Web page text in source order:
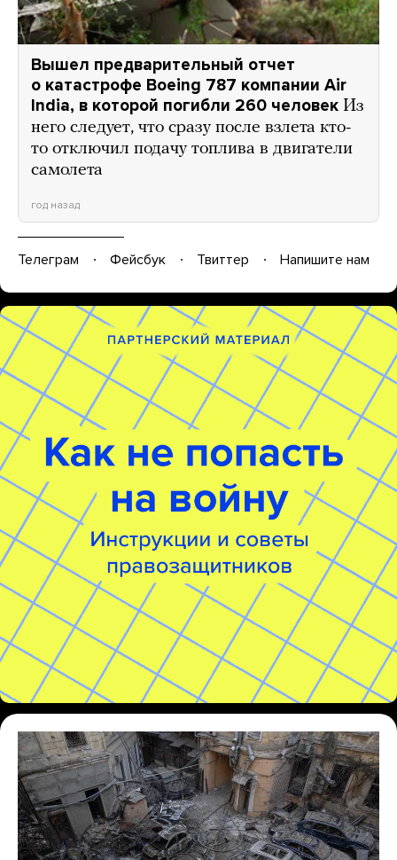
Вышел предварительный отчет
о катастрофе Boeing 787 компании Air
India, в которой погибли 260 человек Из
него следует, что сразу после взлета кто-
то отключил подачу топлива в двигатели
самолета
год назад
Телеграм Фейсбук Твиттер Напишите нам